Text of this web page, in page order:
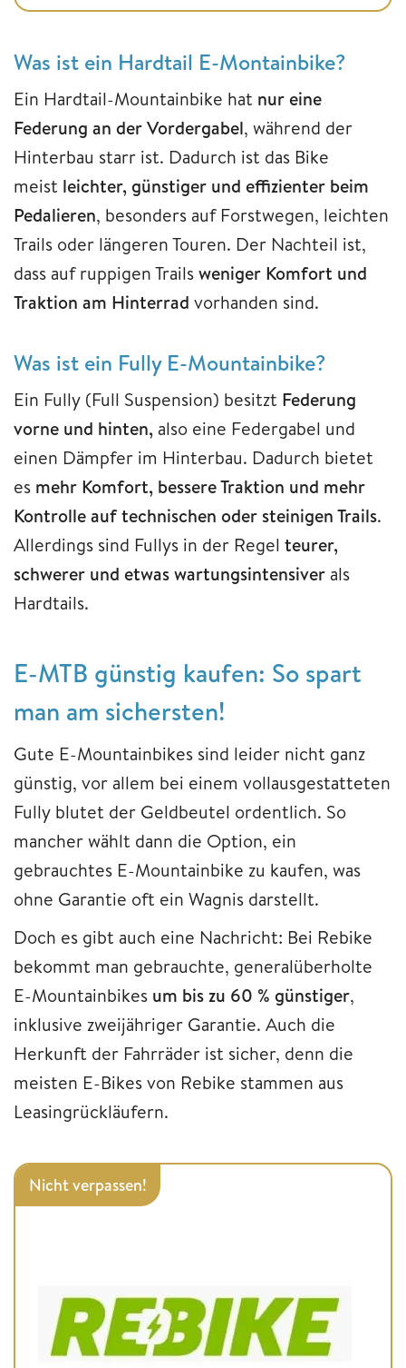
Was ist ein Hardtail E-Montainbike?
Ein Hardtail-Mountainbike hat nur eine
Federung an der Vordergabel, während der
Hinterbau starr ist. Dadurch ist das Bike
meist leichter, günstiger und effizienter beim
Pedalieren, besonders auf Forstwegen, leichten
Trails oder längeren Touren. Der Nachteil ist,
dass auf ruppigen Trailsweniger Komfort und
Traktion am Hinterrad vorhanden sind.
Was ist ein Fully E-Mountainbike?
Ein Fully (Full Suspension) besitzt Federung
vorne und hinten, also eine Federgabel und
einen Dämpfer im Hinterbau. Dadurch bietet
es mehr Komfort, bessere Traktion und mehr
Kontrolle auf technischen oder steinigen Trails.
Allerdings sind Fullys in der Regel teurer,
schwerer und etwas wartungsintensiver als
Hardtails.
E-MTB günstig kaufen: So spart
man am sichersten!
Gute E-Mountainbikes sind leider nicht ganz
günstig, vor allem bei einem vollausgestatteten
Fully blutet der Geldbeutel ordentlich. So
mancher wählt dann die Option, ein
gebrauchtes E-Mountainbike zu kaufen, was
ohne Garantie oft ein Wagnis darstellt.
Doch es gibt auch eine Nachricht: Bei Rebike
bekommt man gebrauchte, generalüberholte
E-Mountainbikes um bis zu 60 % günstiger,
inklusive zweijähriger Garantie. Auch die
Herkunft der Fahrräder ist sicher, denn die
meisten E-Bikes von Rebike stammen aus
Leasingrückläufern.
Nicht verpassen!